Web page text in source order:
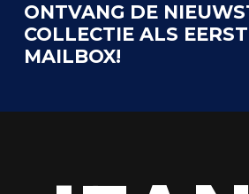
ONTVANG DE
COLLECTIE ALS
MAILBOX!